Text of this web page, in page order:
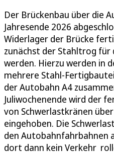
Der Brückenbau über die
Jahresende 2026
Widerlager der Brücke
zunächst der Stahltrog
werden. Hierzu werden in
mehrere Stahl-
der Autobahn A4
Juliwochenende wird der
von Schwerlastkränen
eingehoben. Die
den Autobahnfahrbahnen
dort dann kein Verkehr